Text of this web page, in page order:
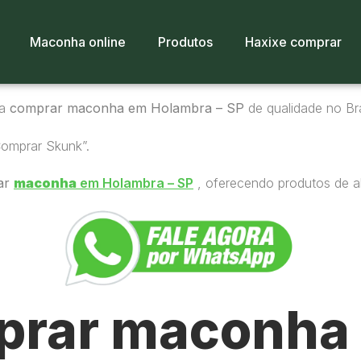
Maconha online Produtos Haxixe comprar
comprar maconha em Holambra – SP de qualidade no
Skunk”.
maconha em Holambra – SP , oferecendo produtos de